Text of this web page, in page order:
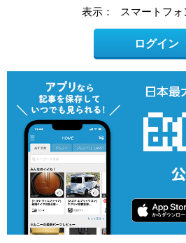
表示： スマートフォ
ログイン